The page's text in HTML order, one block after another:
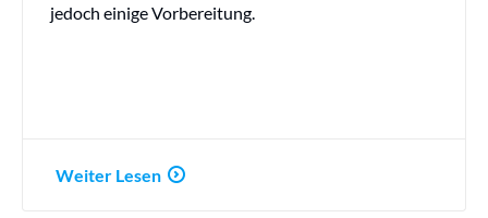
jedoch einige Vorbereitung.
Weiter Lesen